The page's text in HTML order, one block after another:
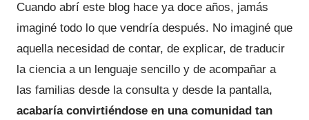
Cuando abrí este blog hace ya doce años, jamás
imaginé todo lo que vendría después. No imaginé que
aquella necesidad de contar, de explicar, de traducir
la ciencia a un lenguaje sencillo y de acompañar a
las familias desde la consulta y desde la pantalla,
acabaría convirtiéndose en una comunidad tan